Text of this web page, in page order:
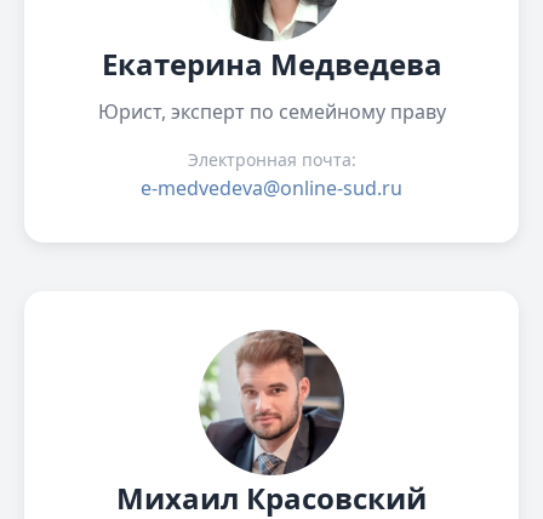
Екатерина Медведева
Юрист, эксперт по семейному праву
Электронная почта:
e-medvedeva@online-sud.ru
Михаил Красовский